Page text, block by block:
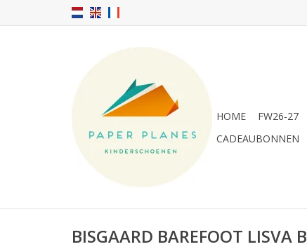
HOME FW26-27
CADEAUBONNEN
BISGAARD BAREFOOT LISVA